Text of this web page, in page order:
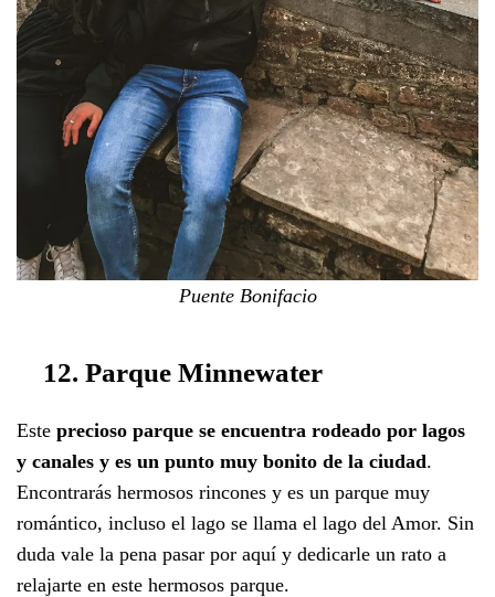
Puente Bonifacio
12. Parque Minnewater
Este precioso parque se encuentra rodeado por lagos
y canales y es un punto muy bonito de la ciudad.
Encontrarás hermosos rincones y es un parque muy
romántico, incluso el lago se llama el lago del Amor. Sin
duda vale la pena pasar por aquí y dedicarle un rato a
relajarte en este hermosos parque.